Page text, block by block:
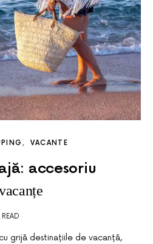
VACANTE
accesoriu
grijă destinațiile de vacanță,